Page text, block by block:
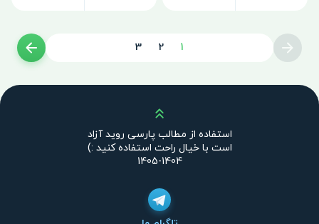
1
2
3
بالا
استفاده از مطالب پارسی روید آزاد
است با خیال راحت استفاده کنید :)
1404-1405